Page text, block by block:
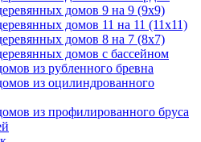
домов 9 на 9 (9x9)
домов 11 на 11 (11x11)
домов 8 на 7 (8x7)
домов с бассейном
из рубленного бревна
из оцилиндрованного
из профилированного бруса